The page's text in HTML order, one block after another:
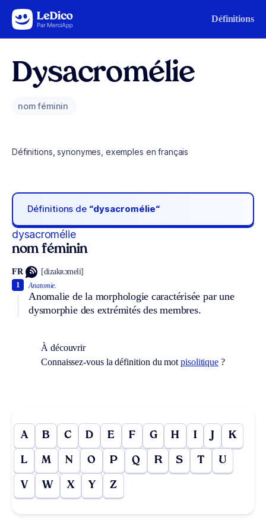
Aller au contenu Définitions
Dysacromélie
nom féminin
Définitions, synonymes, exemples en français
Définitions de “dysacromélie“
dysacromélie
nom féminin
FR [dizakʀɔmeli]
Anatomie.
Anomalie de la morphologie caractérisée par une
dysmorphie des extrémités des membres.
1
À découvrir
Connaissez-vous la définition du motpisolitique ?
A B C D E F G H I J K
L M N O P Q R S T U
V W X Y Z